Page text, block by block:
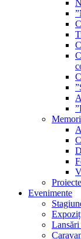
Evenimente
Lansări